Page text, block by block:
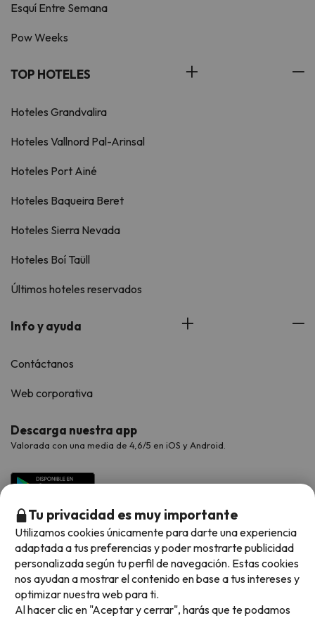
Esquí Entre Semana
Pow Weeks
TOP HOTELES
Hoteles Grandvalira
Hoteles Vallnord Pal-Arinsal
Hoteles Port Ainé
Hoteles Baqueira Beret
Hoteles Sierra Nevada
Hoteles Boí Taüll
Últimos hoteles reservados
Info y ayuda
Contáctanos
Web corporativa
Descarga nuestra app
Valorada con una media de 4,6/5 en iOS y Android.
Métodos de pago disponibles
Tu privacidad es muy importante
Utilizamos cookies únicamente para darte una experiencia
adaptada a tus preferencias y poder mostrarte publicidad
personalizada según tu perfil de navegación. Estas cookies
nos ayudan a mostrar el contenido en base a tus intereses y
optimizar nuestra web para ti.
Al hacer clic en "Aceptar y cerrar", harás que te podamos